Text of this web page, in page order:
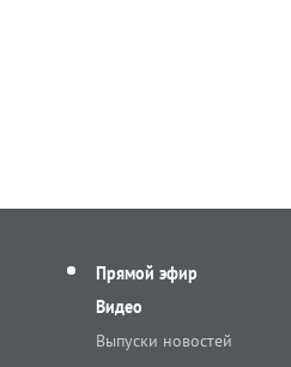
Прямой эфир
Видео
Выпуски новостей